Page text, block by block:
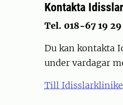
Kontakta
Tel. 018-67 19 29
Du kan kontakta
under vardagar
Till